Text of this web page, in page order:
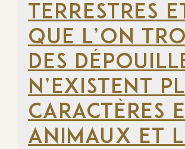
TERRESTRES
QUE L’ON
DES
N’EXISTENT
CARACTÈRES
ANIMAUX ET